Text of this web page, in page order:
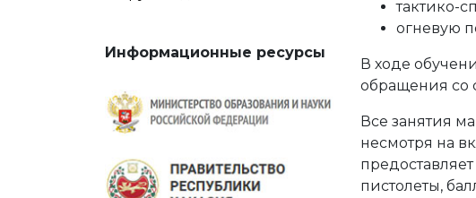
Информационные ресурсы
тактико-
огневую
В ходе
обращения со
Все занятия
несмотря на
пистолеты,